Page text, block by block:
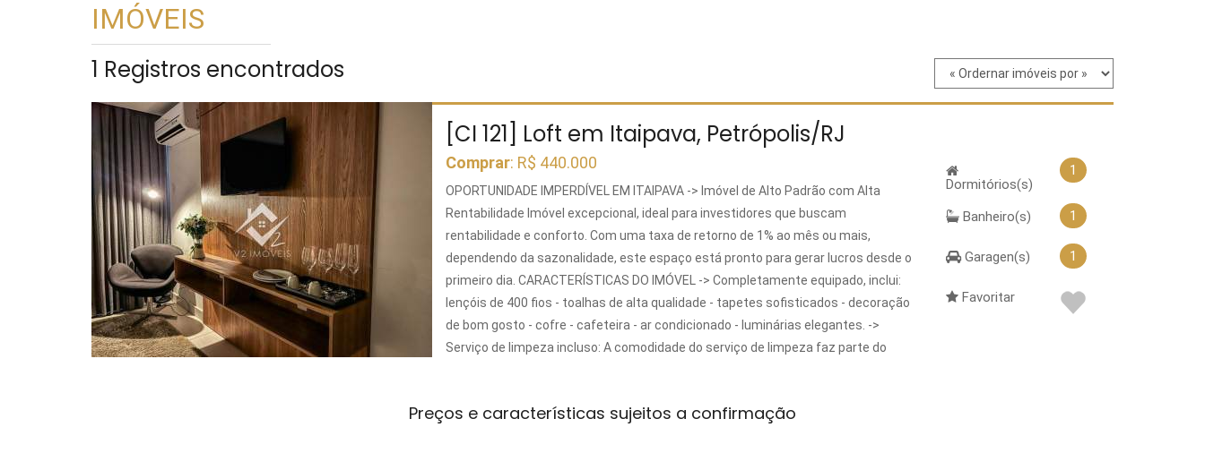
IMÓVEIS
1 Registros encontrados
[CI 121] Loft em Itaipava, Petrópolis/RJ
Comprar: R$ 440.000
OPORTUNIDADE IMPERDÍVEL EM ITAIPAVA -> Imóvel de Alto Padrão com Alta
Rentabilidade Imóvel excepcional, ideal para investidores que buscam
rentabilidade e conforto. Com uma taxa de retorno de 1% ao mês ou mais,
dependendo da sazonalidade, este espaço está pronto para gerar lucros desde o
primeiro dia. CARACTERÍSTICAS DO IMÓVEL -> Completamente equipado, inclui:
lençóis de 400 fios - toalhas de alta qualidade - tapetes sofisticados - decoração
de bom gosto - cofre - cafeteira - ar condicionado - luminárias elegantes. ->
Serviço de limpeza incluso: A comodidade do serviço de limpeza faz parte do
condomínio mais desejado pelos turistas, este imóvel oferece fácil acesso a
Dormitórios(s)
1
Banheiro(s) 1
Garagen(s) 1
Favoritar
Preços e características sujeitos a confirmação